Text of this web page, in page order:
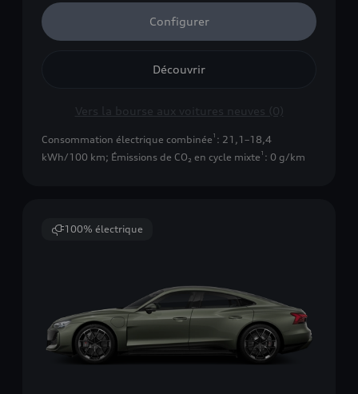
Configurer
Découvrir
Vers la bourse aux voitures neuves (0)
Consommation électrique combinée 1 : 21,1–18,4
kWh/100 km; Émissions de CO₂ en cycle mixte 1 : 0 g/km
100% électrique